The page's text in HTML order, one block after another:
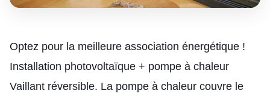
Optez pour la meilleure association énergétique !
Installation photovoltaïque + pompe à chaleur
Vaillant réversible. La pompe à chaleur couvre le